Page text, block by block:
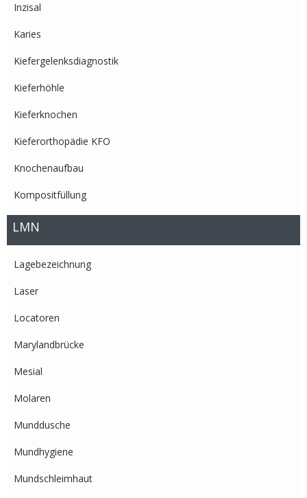
Inzisal
Karies
Kiefergelenksdiagnostik
Kieferhöhle
Kieferknochen
Kieferorthopädie KFO
Knochenaufbau
Kompositfüllung
LMN
Lagebezeichnung
Laser
Locatoren
Marylandbrücke
Mesial
Molaren
Munddusche
Mundhygiene
Mundschleimhaut